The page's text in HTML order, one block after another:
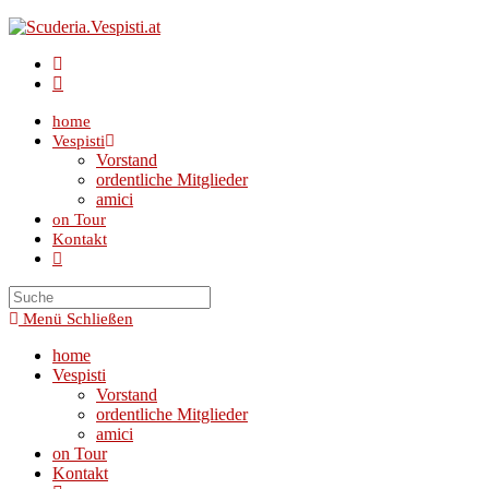
Zum
springen
home
Vespisti
Vorstand
ordentliche Mitglieder
amici
on Tour
Kontakt
Toggle
search
Menü Schließen
home
Vespisti
Vorstand
ordentliche Mitglieder
amici
on Tour
Kontakt